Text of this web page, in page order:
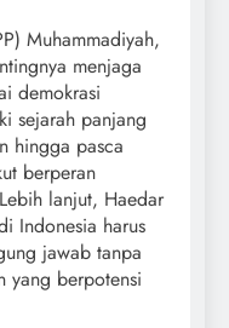
Muhammadiyah,
menjaga
demokrasi
sejarah panjang
hingga pasca
berperan
lanjut, Haedar
Indonesia harus
jawab tanpa
yang berpotensi